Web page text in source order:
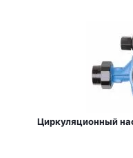
Циркуляционный